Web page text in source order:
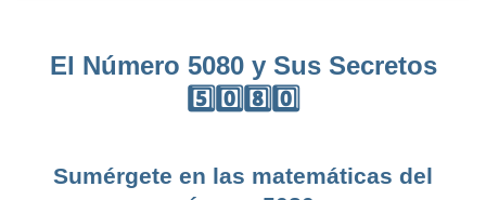
El Número 5080 y Sus Secretos
5️⃣0️⃣8️⃣0️⃣
Sumérgete en las matemáticas del